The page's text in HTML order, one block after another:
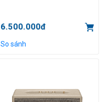
6.500.000đ
So sánh